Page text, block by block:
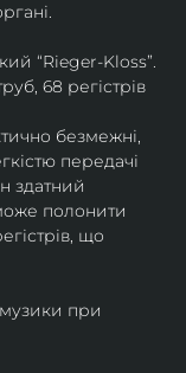
“Rieger-Kloss”.
68 регістрів
безмежні,
передачі
здатний
полонити
що
при